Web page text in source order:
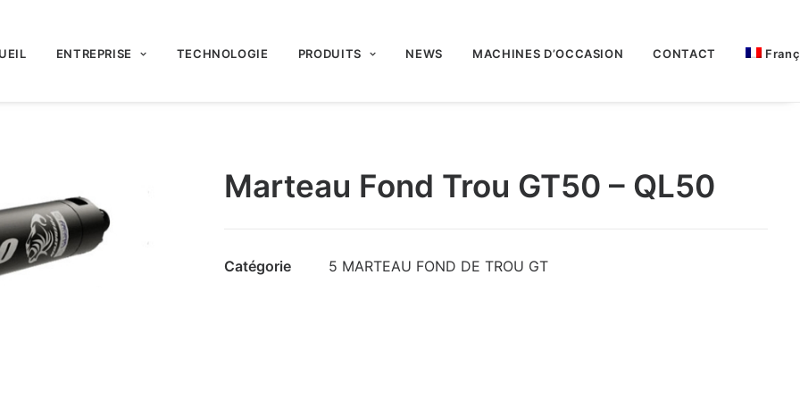
ENTREPRISE TECHNOLOGIE PRODUITS NEWS MACHINES D’OCCASION CONTACT
Marteau Fond Trou GT50 – QL50
Catégorie 5 MARTEAU FOND DE TROU GT